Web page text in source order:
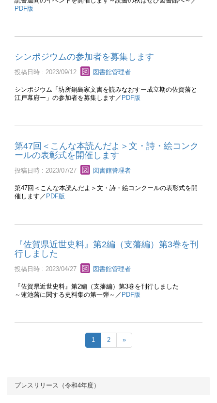
PDF版
シンポジウムの参加者を募集します
投稿日時 : 2023/09/12 図書館管理者
シンポジウム「坊所鍋島家文書を読みなおすー成立期の佐賀藩と
江戸幕府ー」の参加者を募集します／ PDF版
第47回＜こんな本読んだよ＞文・詩・絵コンク
ールの表彰式を開催します
投稿日時 : 2023/07/27 図書館管理者
第47回＜こんな本読んだよ＞文・詩・絵コンクールの表彰式を開
催します／ PDF版
『佐賀県近世史料』第2編（支藩編）第3巻を刊
行しました
投稿日時 : 2023/04/27 図書館管理者
『佐賀県近世史料』第2編（支藩編）第3巻を刊行しました
～蓮池藩に関する史料集の第一弾～／ PDF版
1 2 »
プレスリリース（令和4年度）